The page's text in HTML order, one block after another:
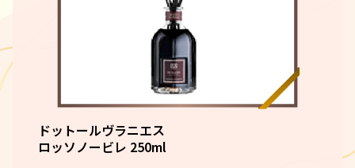
ドットールヴラニエス
ロッソノービレ 250ml